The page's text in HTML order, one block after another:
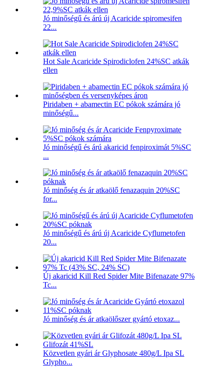
Jó minőségű és árú új Acaricide spiromesifen
22...
Hot Sale Acaricide Spirodiclofen 24%SC atkák
ellen
Piridaben + abamectin EC pókok számára jó
minőségű...
Jó minőségű és árú akaricid fenpiroximát 5%SC
...
Jó minőség és ár atkaölő fenazaquin 20%SC
for...
Jó minőségű és árú új Acaricide Cyflumetofen
20...
Új akaricid Kill Red Spider Mite Bifenazate 97%
Tc...
Jó minőség és ár atkaölőszer gyártó etoxaz...
Közvetlen gyári ár Glyphosate 480g/L Ipa SL
Glypho...